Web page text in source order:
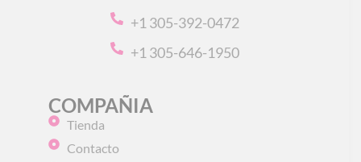
+1 305-392-0472
+1 305-646-1950
COMPAÑIA
Tienda
Contacto